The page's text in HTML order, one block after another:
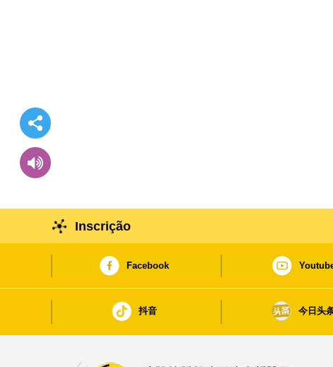
Inscrição
Facebook
抖音 今日头